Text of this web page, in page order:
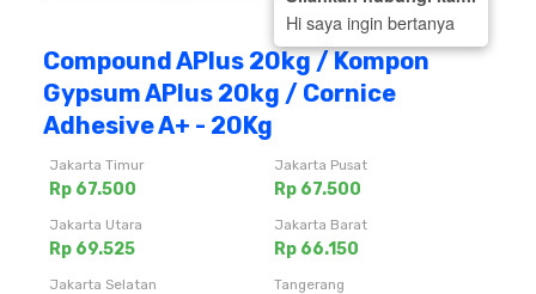
Compound APlus 20kg / Kompon
Gypsum APlus 20kg / Cornice
Adhesive A+ - 20Kg
Jakarta Timur
Rp 67.500
Jakarta Pusat
Rp 67.500
Jakarta Utara
Rp 69.525
Jakarta Barat
Rp 66.150
Jakarta Selatan Tangerang
Hi saya ingin bertanya